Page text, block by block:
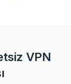
VPN